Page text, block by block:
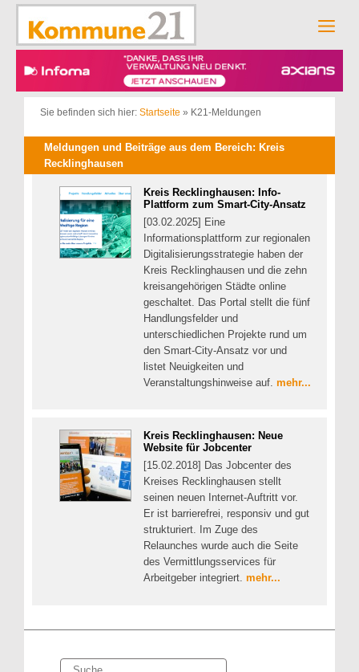
Zum
springen
Sie befinden sich hier: Startseite » K21-Meldungen
Meldungen und Beiträge aus dem Bereich: Kreis
Recklinghausen
Kreis Recklinghausen: Info-
Plattform zum Smart-City-Ansatz
[03.02.2025] Eine
Informationsplattform zur regionalen
Digitalisierungsstrategie haben der
Kreis Recklinghausen und die zehn
kreisangehörigen Städte online
geschaltet. Das Portal stellt die fünf
Handlungsfelder und
unterschiedlichen Projekte rund um
den Smart-City-Ansatz vor und
listet Neuigkeiten und
Veranstaltungshinweise auf. mehr...
Kreis Recklinghausen: Neue
Website für Jobcenter
[15.02.2018] Das Jobcenter des
Kreises Recklinghausen stellt
seinen neuen Internet-Auftritt vor.
Er ist barrierefrei, responsiv und gut
strukturiert. Im Zuge des
Relaunches wurde auch die Seite
des Vermittlungsservices für
Arbeitgeber integriert. mehr...
Suche